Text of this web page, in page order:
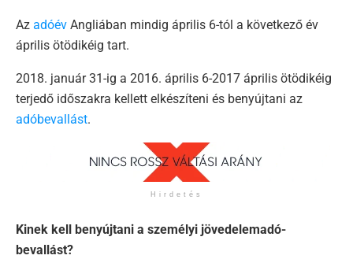
Az adóév Angliában mindig április 6-tól a következő év
április ötödikéig tart.
2018. január 31-ig a 2016. április 6-2017 április ötödikéig
terjedő időszakra kellett elkészíteni és benyújtani az
adóbevallást.
Hirdetés
Kinek kell benyújtani a személyi jövedelemadó-
bevallást?